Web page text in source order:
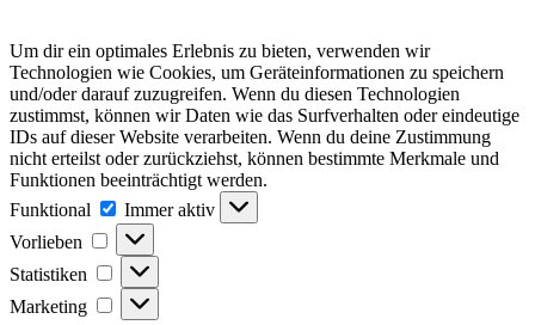
Um dir ein optimales Erlebnis zu bieten, verwenden wir
Technologien wie Cookies, um Geräteinformationen zu speichern
und/oder darauf zuzugreifen. Wenn du diesen Technologien
zustimmst, können wir Daten wie das Surfverhalten oder eindeutige
IDs auf dieser Website verarbeiten. Wenn du deine Zustimmung
nicht erteilst oder zurückziehst, können bestimmte Merkmale und
Funktionen beeinträchtigt werden.
Funktional
Funktional
Immer aktiv
Vorlieben
Vorlieben
Statistiken Statistiken
Marketing Marketing